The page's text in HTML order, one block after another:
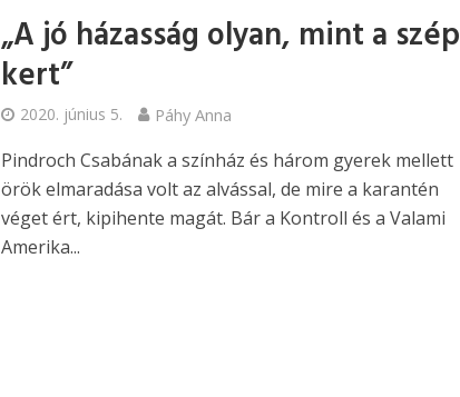
„A jó házasság olyan, mint a szép
kert”
2020. június 5. Páhy Anna
Pindroch Csabának a színház és három gyerek mellett
örök elmaradása volt az alvással, de mire a karantén
véget ért, kipihente magát. Bár a Kontroll és a Valami
Amerika...